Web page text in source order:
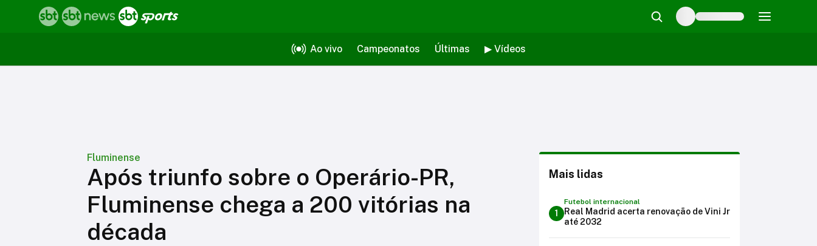
Ao vivo Campeonatos Últimas ▶ Vídeos
Fluminense
Após triunfo sobre o Operário-PR,
Fluminense chega a 200 vitórias na
década
Mais lidas
1
Futebol internacional
Real Madrid acerta renovação de Vini Jr
até 2032